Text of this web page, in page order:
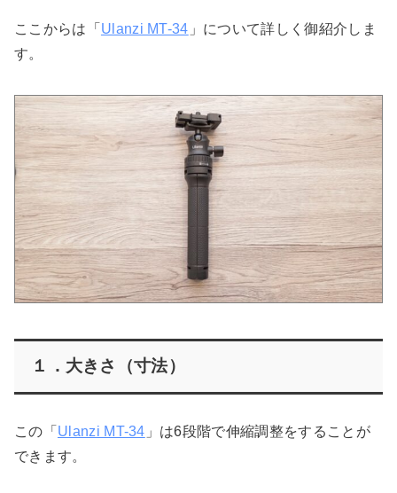
ここからは「 Ulanzi MT-34 」について詳しく御紹介しま
す。
１．大きさ（寸法）
この「 Ulanzi MT-34 」は6段階で伸縮調整をすることが
できます。